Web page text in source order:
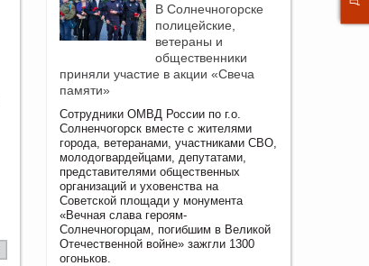
В Солнечногорске
полицейские,
ветераны и
общественники
приняли участие в акции «Свеча
памяти»
Сотрудники ОМВД России по г.о.
Солненчогорск вместе с жителями
города, ветеранами, участниками СВО,
молодогвардейцами, депутатами,
представителями общественных
организаций и уховенства на
Советской площади у монумента
«Вечная слава героям-
Солнечногорцам, погибшим в Великой
Отечественной войне» зажгли 1300
огоньков.